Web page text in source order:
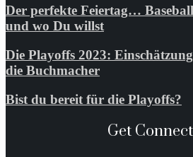
Der perfekte Feiertag…
und wo Du willst
Die Playoffs 2023:
die Buchmacher
Bist du bereit für die Playoffs?
Get